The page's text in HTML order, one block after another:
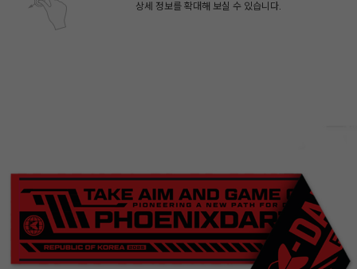
상세 정보를 확대해 보실 수 있습니다.